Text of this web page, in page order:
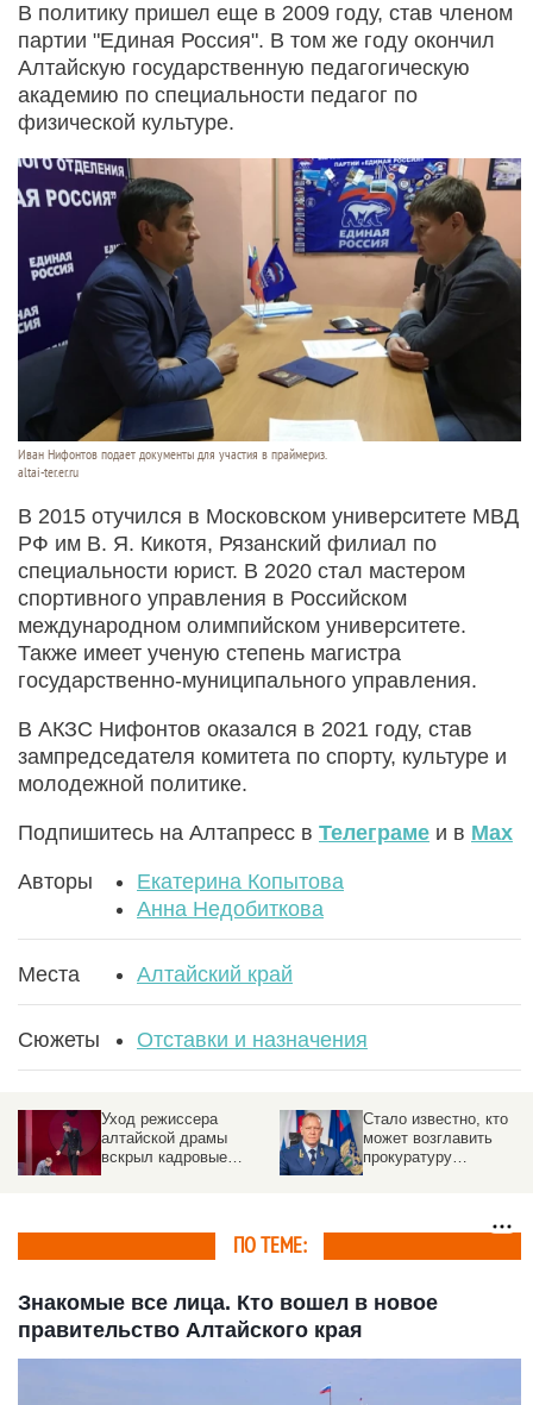
В политику пришел еще в 2009 году, став членом
партии "Единая Россия". В том же году окончил
Алтайскую государственную педагогическую
академию по специальности педагог по
физической культуре.
Иван Нифонтов подает документы для участия в праймериз.
altai-ter.er.ru
В 2015 отучился в Московском университете МВД
РФ им В. Я. Кикотя, Рязанский филиал по
специальности юрист. В 2020 стал мастером
спортивного управления в Российском
международном олимпийском университете.
Также имеет ученую степень магистра
государственно-муниципального управления.
В АКЗС Нифонтов оказался в 2021 году, став
зампредседателя комитета по спорту, культуре и
молодежной политике.
Подпишитесь на Алтапресс в Телеграме и в Max
Авторы
Екатерина Копытова
Анна Недобиткова
Места Алтайский край
Сюжеты Отставки и назначения
Уход режиссера
алтайской драмы
вскрыл кадровые
Стало известно, кто
может возглавить
прокуратуру
ПО ТЕМЕ:
Знакомые все лица. Кто вошел в новое
правительство Алтайского края